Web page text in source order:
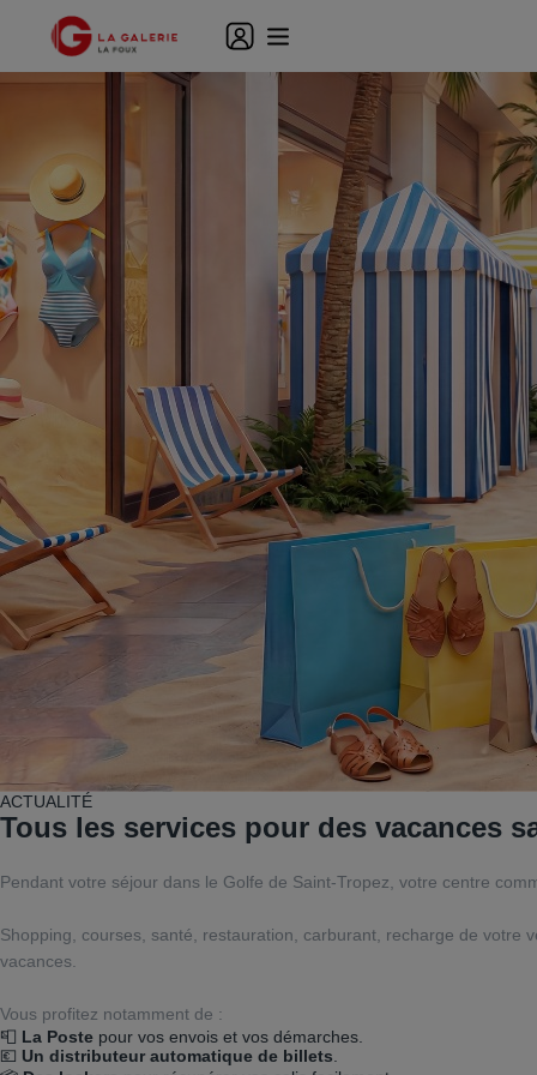
ACTUALITÉ
Tous les services pour des vacances
Pendant votre séjour dans le Golfe de Saint-Tropez, votre centre
Shopping, courses, santé, restauration, carburant, recharge de
vacances.
Vous profitez notamment de :
📮 La Poste pour vos envois et vos démarches.
💶 Un distributeur automatique de billets